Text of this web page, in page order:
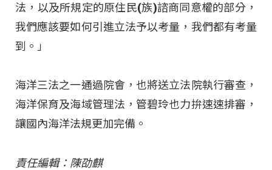
法，以及所規定的原住民(族)諮商同意權的部分，
我們應該要如何引進立法予以考量，我們都有考量
到。」
海洋三法之一通過院會，也將送立法院執行審查，
海洋保育及海域管理法，管碧玲也力拚速速排審，
讓國內海洋法規更加完備。
責任編輯：陳劭麒